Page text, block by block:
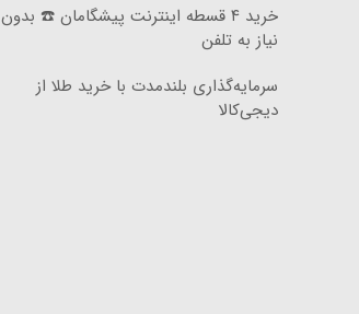
خرید ۴ قسطه اینترنت پیشگامان ☎️ بدون
نیاز به تلفن
سرمایه‌گذاری بلندمدت با خرید طلا از
دیجی‌کالا